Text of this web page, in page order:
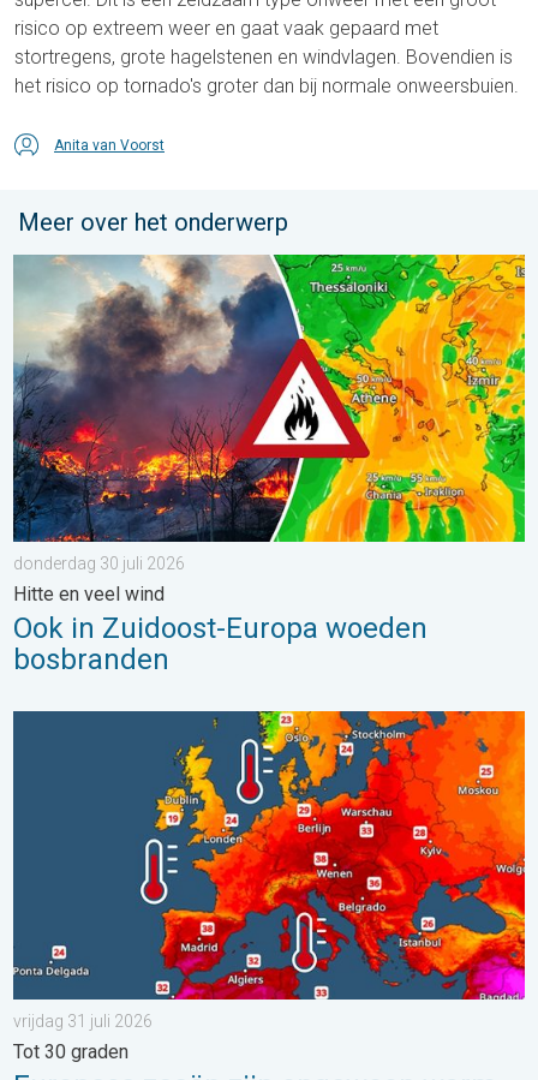
risico op extreem weer en gaat vaak gepaard met
stortregens, grote hagelstenen en windvlagen. Bovendien is
het risico op tornado's groter dan bij normale onweersbuien.
Anita van Voorst
Meer over het onderwerp
Ook in Zuidoost-Europa woeden bosbranden. Hitte en veel
donderdag 30 juli 2026
Hitte en veel wind
Ook in Zuidoost-Europa woeden
bosbranden
Europese zeeën zijn ongewoon warm. Tot 30 graden. . .
vrijdag 31 juli 2026
Tot 30 graden